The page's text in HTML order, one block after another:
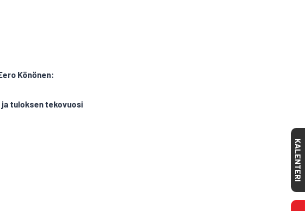
Könönen:
tuloksen tekovuosi
KALENTERI